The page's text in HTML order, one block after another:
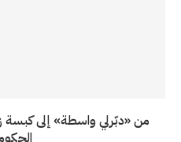
من «دبّرلي واسطة» إلى كبسة